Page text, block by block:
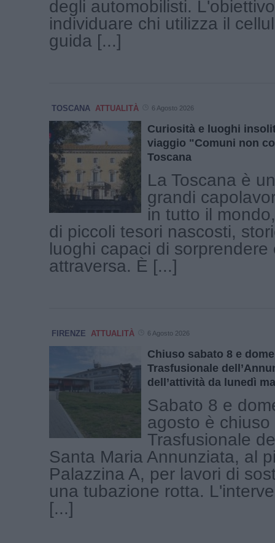
degli automobilisti.
individuare chi utilizza il
guida [...]
TOSCANA ATTUALITÀ 6 Agosto 2026
Curiosità e luoghi
viaggio "Comuni non
Toscana
La Toscana è
grandi
in tutto il
di piccoli tesori nascosti,
luoghi capaci di sorprendere
attraversa. È [...]
FIRENZE ATTUALITÀ 6 Agosto 2026
Chiuso sabato 8 e
Trasfusionale
dell’attività da lunedì
Sabato 8 e
agosto è chiuso
Trasfusionale
Santa Maria Annunziata, al
Palazzina A, per lavori di
una tubazione rotta.
[...]